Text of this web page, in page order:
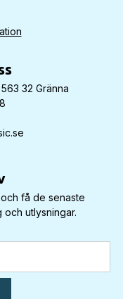
32 Gränna
få de senaste
utlysningar.